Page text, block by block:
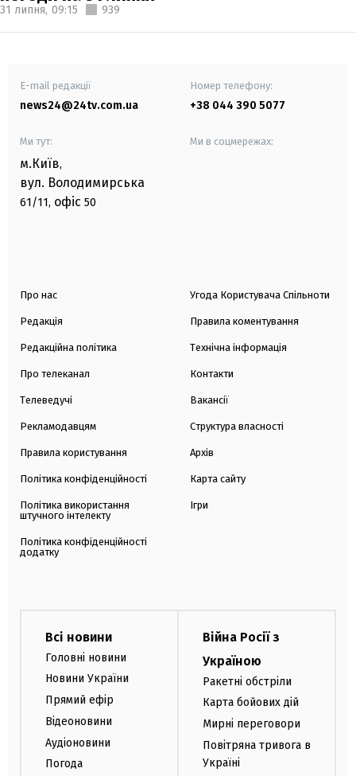
31 липня, 09:15 939
E-mail редакції
news24@24tv.com.ua
Номер телефону:
+38 044 390 5077
Ми тут:
м.Київ,
вул. Володимирська
61/11, офіс 50
Ми в соцмережах:
Про нас
Редакція
Редакційна політика
Про телеканал
Телеведучі
Рекламодавцям
Правила користування
Політика конфіденційності
Політика використання
штучного інтелекту
Політика конфіденційності
додатку
Угода Користувача Спільноти
Правила коментування
Технічна інформація
Контакти
Вакансії
Структура власності
Архів
Карта сайту
Ігри
Всі новини
Головні новини
Новини України
Прямий ефір
Відеоновини
Аудіоновини
Погода
Війна Росії з
Україною
Ракетні обстріли
Карта бойових дій
Мирні переговори
Повітряна тривога в
Україні